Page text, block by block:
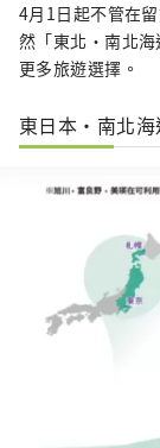
4月1日起不管在
然「東北・南北
更多旅遊選擇。
東日本・南北